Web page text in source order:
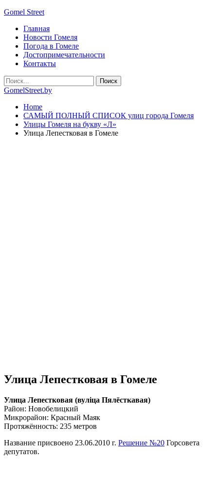
Gomel Street
Главная
Новости Гомеля
Погода в Гомеле
Достопримечательности
Контакты
GomelStreet.by
Home
САМЫЙ ПОЛНЫЙ СПИСОК улиц города Гомеля
Улицы Гомеля на букву «Л»
Улица Лепестковая в Гомеле
Улица Лепестковая в Гомеле
Улица Лепестковая (вулiца Пялёсткавая)
Район: Новобелицкий
Микрорайон: Красный Маяк
Протяжённость: 235 метров
Название присвоено 23.06.2010 г. Решение №20 Горсовета
депутатов.